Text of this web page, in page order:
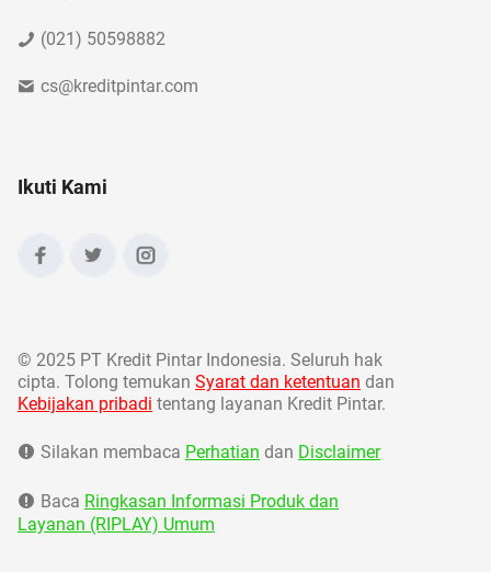
(021) 50598882
cs@kreditpintar.com
Ikuti Kami
© 2025 PT Kredit Pintar Indonesia. Seluruh hak
cipta. Tolong temukan Syarat dan ketentuan dan
Kebijakan pribadi tentang layanan Kredit Pintar.
Silakan membaca Perhatian dan Disclaimer
Baca Ringkasan Informasi Produk dan
Layanan (RIPLAY) Umum